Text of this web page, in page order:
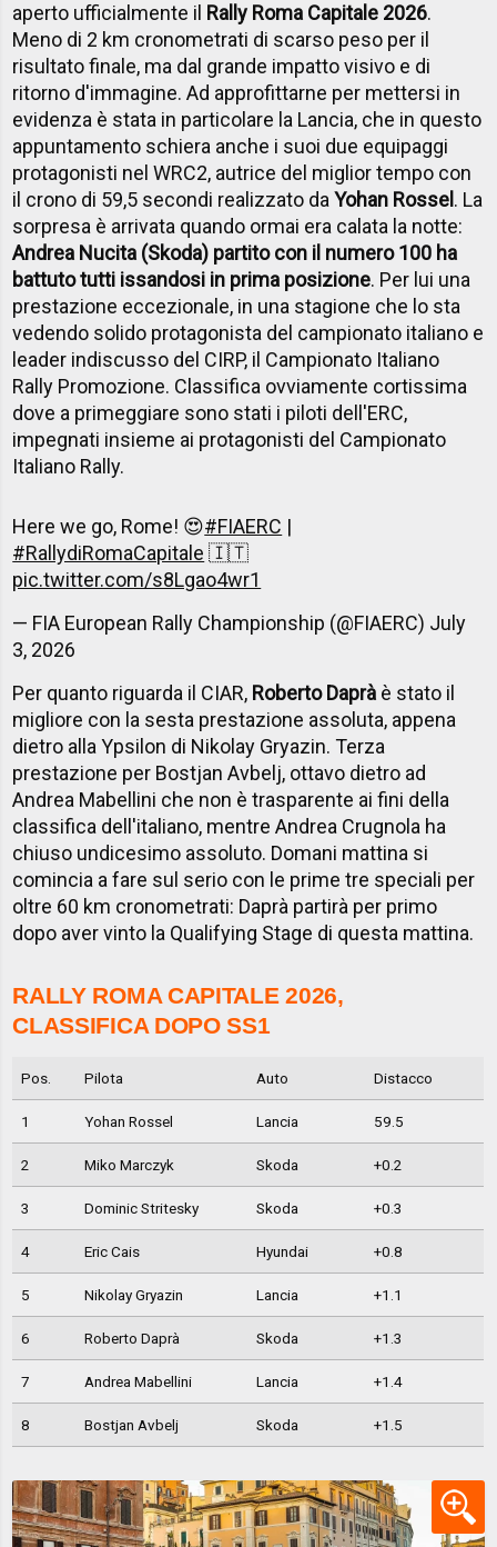
aperto ufficialmente il Rally Roma Capitale 2026.
Meno di 2 km cronometrati di scarso peso per il
risultato finale, ma dal grande impatto visivo e di
ritorno d'immagine. Ad approfittarne per mettersi in
evidenza è stata in particolare la Lancia, che in questo
appuntamento schiera anche i suoi due equipaggi
protagonisti nel WRC2, autrice del miglior tempo con
il crono di 59,5 secondi realizzato daYohan Rossel . La
sorpresa è arrivata quando ormai era calata la notte:
Andrea Nucita (Skoda) partito con il numero 100 ha
battuto tutti issandosi in prima posizione. Per lui una
prestazione eccezionale, in una stagione che lo sta
vedendo solido protagonista del campionato italiano e
leader indiscusso del CIRP, il Campionato Italiano
Rally Promozione. Classifica ovviamente cortissima
dove a primeggiare sono stati i piloti dell'ERC,
impegnati insieme ai protagonisti del Campionato
Italiano Rally.
Here we go, Rome! 😍#FIAERC |
#RallydiRomaCapitale 🇮🇹
pic.twitter.com/s8Lgao4wr1
— FIA European Rally Championship (@FIAERC) July
3, 2026
Per quanto riguarda il CIAR, Roberto Daprà è stato il
migliore con la sesta prestazione assoluta, appena
dietro alla Ypsilon di Nikolay Gryazin. Terza
prestazione per Bostjan Avbelj, ottavo dietro ad
Andrea Mabellini che non è trasparente ai fini della
classifica dell'italiano, mentre Andrea Crugnola ha
chiuso undicesimo assoluto. Domani mattina si
comincia a fare sul serio con le prime tre speciali per
oltre 60 km cronometrati: Daprà partirà per primo
dopo aver vinto la Qualifying Stage di questa mattina.
RALLY ROMA CAPITALE 2026,
CLASSIFICA DOPO SS1
Pos. Pilota Auto Distacco
1 Yohan Rossel Lancia 59.5
2 Miko Marczyk Skoda +0.2
3 Dominic Stritesky Skoda +0.3
4 Eric Cais Hyundai +0.8
5 Nikolay Gryazin Lancia +1.1
6 Roberto Daprà Skoda +1.3
7 Andrea Mabellini Lancia +1.4
8 Bostjan Avbelj Skoda +1.5